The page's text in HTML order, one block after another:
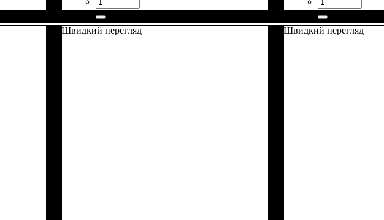
Швидкий перегляд Швидкий перегляд